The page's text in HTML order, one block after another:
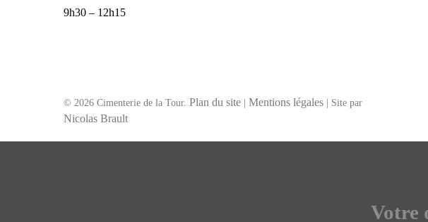
9h30 – 12h15
© 2026 Cimenterie de la Tour. Plan du site Mentions légales | Site par
Nicolas Brault
Votre